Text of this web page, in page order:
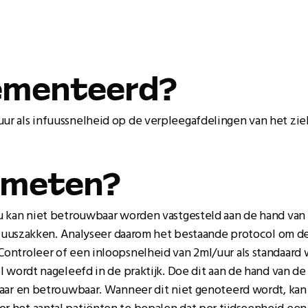
als infuussnelheid op de verpleegafdelingen van het
niet betrouwbaar worden vastgesteld aan de hand
Analyseer daarom het bestaande protocol om
of een inloopsnelheid van 2ml/uur als standaard
nageleefd in de praktijk. Doe dit aan de hand van de
en betrouwbaar. Wanneer dit niet genoteerd wordt,